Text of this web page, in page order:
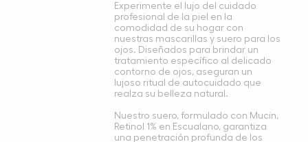
Experimente el lujo del cuidado
profesional de la piel en la
comodidad de su hogar con
nuestras mascarillas y suero para los
ojos. Diseñados para brindar un
tratamiento específico al delicado
contorno de ojos, aseguran un
lujoso ritual de autocuidado que
realza su belleza natural.
Nuestro suero, formulado con Mucin,
Retinol 1% en Escualano, garantiza
una penetración profunda de los